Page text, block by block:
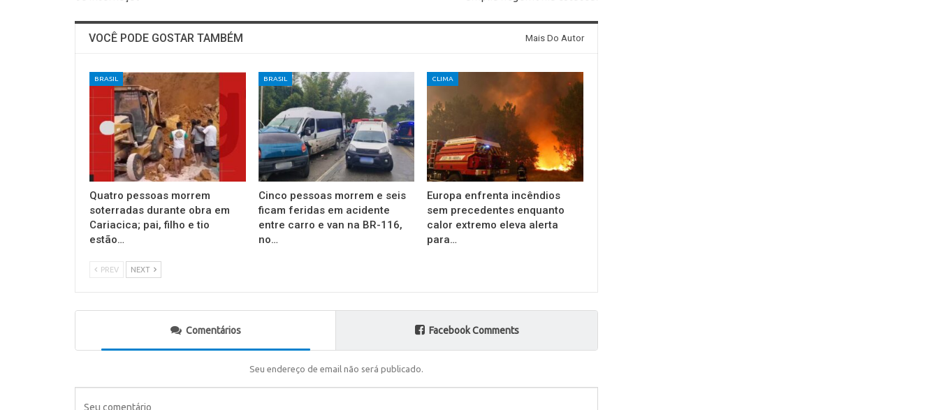
VOCÊ PODE GOSTAR TAMBÉM Mais Do Autor
BRASIL
Quatro pessoas morrem
soterradas durante obra em
Cariacica; pai, filho e tio
estão…
BRASIL
Cinco pessoas morrem e seis
ficam feridas em acidente
entre carro e van na BR-116,
no…
CLIMA
Europa enfrenta incêndios
sem precedentes enquanto
calor extremo eleva alerta
para…
PREV NEXT
Comentários Facebook Comments
Seu endereço de email não será publicado.